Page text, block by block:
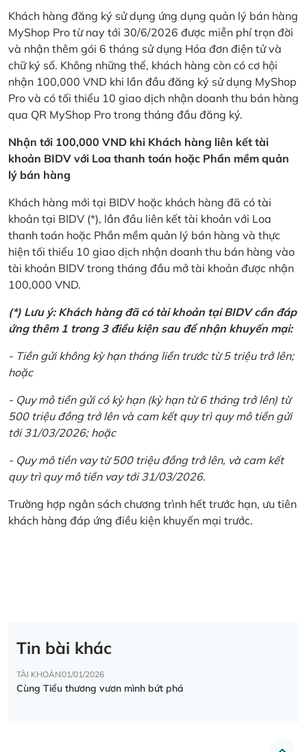
Khách hàng đăng ký sử dụng ứng dụng quản lý bán hàng
MyShop Pro từ nay tới 30/6/2026 được miễn phí trọn đời
và nhận thêm gói 6 tháng sử dụng Hóa đơn điện tử và
chữ ký số. Không những thế, khách hàng còn có cơ hội
nhận 100,000 VND khi lần đầu đăng ký sử dụng MyShop
Pro và có tối thiểu 10 giao dịch nhận doanh thu bán hàng
qua QR MyShop Pro trong tháng đầu đăng ký.
Nhận tới 100,000 VND khi Khách hàng liên kết tài
khoản BIDV với Loa thanh toán hoặc Phần mềm quản
lý bán hàng
Khách hàng mới tại BIDV hoặc khách hàng đã có tài
khoản tại BIDV (*), lần đầu liên kết tài khoản với Loa
thanh toán hoặc Phần mềm quản lý bán hàng và thực
hiện tối thiểu 10 giao dịch nhận doanh thu bán hàng vào
tài khoản BIDV trong tháng đầu mở tài khoản được nhận
100,000 VND.
(*) Lưu ý: Khách hàng đã có tài khoản tại BIDV cần đáp
ứng thêm 1 trong 3 điều kiện sau để nhận khuyến mại:
- Tiền gửi không kỳ hạn tháng liền trước từ 5 triệu trở lên;
hoặc
- Quy mô tiền gửi có kỳ hạn (kỳ hạn từ 6 tháng trở lên) từ
500 triệu đồng trở lên và cam kết quy trì quy mô tiền gửi
tới 31/03/2026; hoặc
- Quy mô tiền vay từ 500 triệu đồng trở lên, và cam kết
quy trì quy mô tiền vay tới 31/03/2026.
Trường hợp ngân sách chương trình hết trước hạn, ưu tiên
khách hàng đáp ứng điều kiện khuyến mại trước.
Tin bài khác
TÀI KHOẢN01/01/2026
Cùng Tiểu thương vươn mình bứt phá